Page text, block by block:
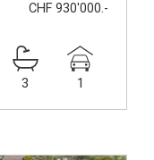
CHF 930'000.-
3 1